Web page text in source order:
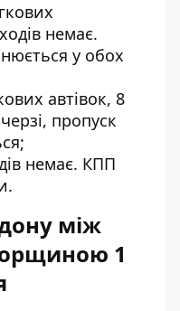
немає.
у обох
автівок, 8
пропуск
немає. КПП
між
1